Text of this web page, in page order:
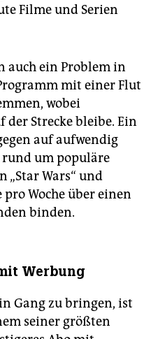
Filme und Serien
auch ein Problem in
mit einer Flut
wobei
Strecke bleibe. Ein
auf aufwendig
rund um populäre
„Star Wars“ und
Woche über einen
binden.
Werbung
Gang zu bringen, ist
seiner größten